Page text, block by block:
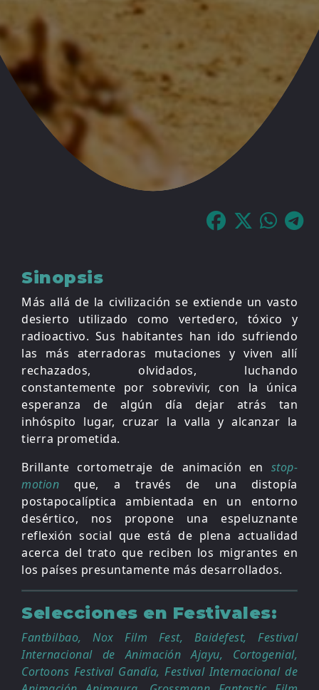
Sinopsis
Más allá de la civilización se extiende un vasto
desierto utilizado como vertedero, tóxico y
radioactivo. Sus habitantes han ido sufriendo
las más aterradoras mutaciones y viven allí
rechazados, olvidados, luchando
constantemente por sobrevivir, con la única
esperanza de algún día dejar atrás tan
inhóspito lugar, cruzar la valla y alcanzar la
tierra prometida.
Brillante cortometraje de animación en stop-
motion que, a través de una distopía
postapocalíptica ambientada en un entorno
desértico, nos propone una espeluznante
reflexión social que está de plena actualidad
acerca del trato que reciben los migrantes en
los países presuntamente más desarrollados.
Selecciones en Festivales:
Fantbilbao, Nox Film Fest, Baidefest, Festival
Internacional de Animación Ajayu, Cortogenial,
Cortoons Festival Gandía, Festival Internacional de